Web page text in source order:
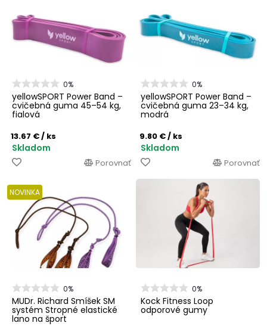
0%
yellowSPORT Power Band –
cvičebná guma 45–54 kg,
fialová
13.67 €/ ks
Skladom
Porovnať
0%
yellowSPORT Power Band –
cvičebná guma 23–34 kg,
modrá
9.80 €/ ks
Skladom
Porovnať
NOVINKA
0%
MUDr. Richard Smíšek SM
systém Stropné elastické
lano na šport
0%
Kock Fitness Loop
odporové gumy